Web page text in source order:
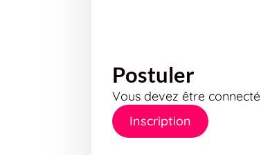
Postuler
Vous devez être
Inscription